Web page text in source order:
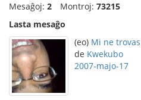
Mesaĝoj: 2 Montroj: 73215
Lasta mesaĝo
(eo) Mi ne
de Kwekubo
2007-majo-17